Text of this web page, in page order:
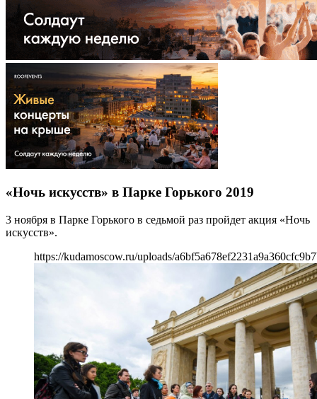
«Ночь искусств» в Парке Горького 2019
3 ноября в Парке Горького в седьмой раз пройдет акция «Ночь
искусств».
https://kudamoscow.ru/uploads/